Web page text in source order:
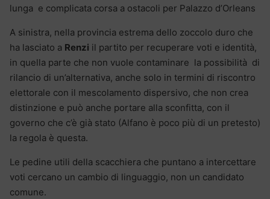
lunga e complicata corsa a ostacoli per Palazzo d’Orleans
A sinistra, nella provincia estrema dello zoccolo duro che
ha lasciato a Renzi il partito per recuperare voti e identità,
in quella parte che non vuole contaminare la possibilità di
rilancio di un’alternativa, anche solo in termini di riscontro
elettorale con il mescolamento dispersivo, che non crea
distinzione e può anche portare alla sconfitta, con il
governo che c’è già stato (Alfano è poco più di un pretesto)
la regola è questa.
Le pedine utili della scacchiera che puntano a intercettare
voti cercano un cambio di linguaggio, non un candidato
comune.